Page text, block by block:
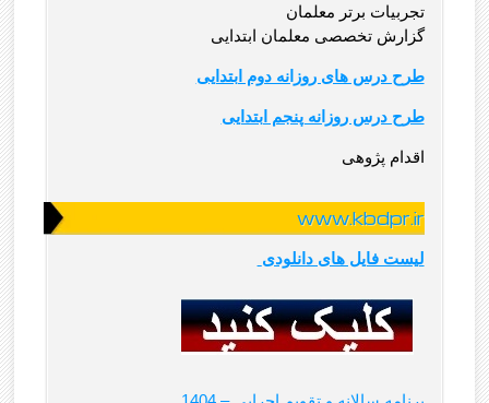
تجربیات برتر معلمان
گزارش تخصصی معلمان ابتدایی
طرح درس های روزانه دوم ابتدایی
طرح درس روزانه پنجم ابتدایی
اقدام پژوهی
www.kbdpr.ir
لیست فایل های دانلودی